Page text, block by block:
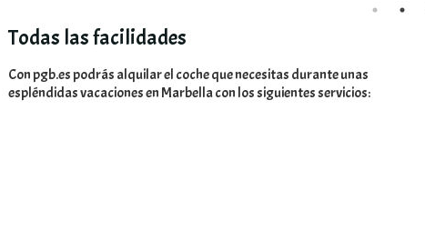
Todas las facilidades
Con pgb.es podrás alquilar el coche que necesitas durante unas
espléndidas vacaciones en Marbella con los siguientes servicios: